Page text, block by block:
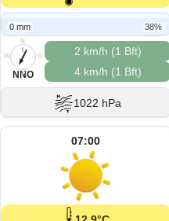
0 mm 38%
N
O
S
W
NNO
2 km/h (1 Bft)
4 km/h (1 Bft)
1022 hPa
07:00